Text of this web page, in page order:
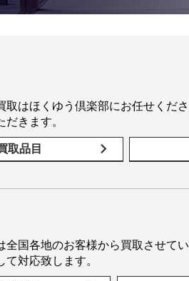
取はほくゆう倶楽部にお任せくだ
だきます。
取品目
全国各地のお客様から買取させて
て対応致します。